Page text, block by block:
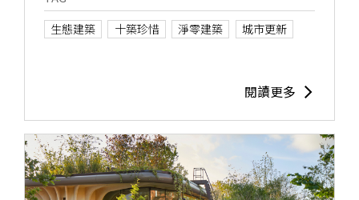
生態建築
十築珍惜 淨零建築 城市更新
閱讀更多